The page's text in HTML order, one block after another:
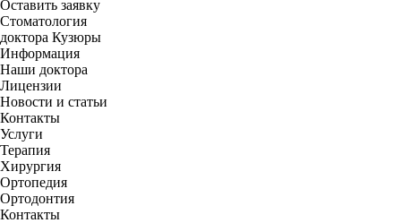
Оставить заявку
Стоматология
доктора Кузюры
Информация
Наши доктора
Лицензии
Новости и статьи
Контакты
Услуги
Терапия
Хирургия
Ортопедия
Ортодонтия
Контакты